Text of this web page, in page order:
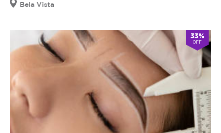
Bela Vista
33%
OFF